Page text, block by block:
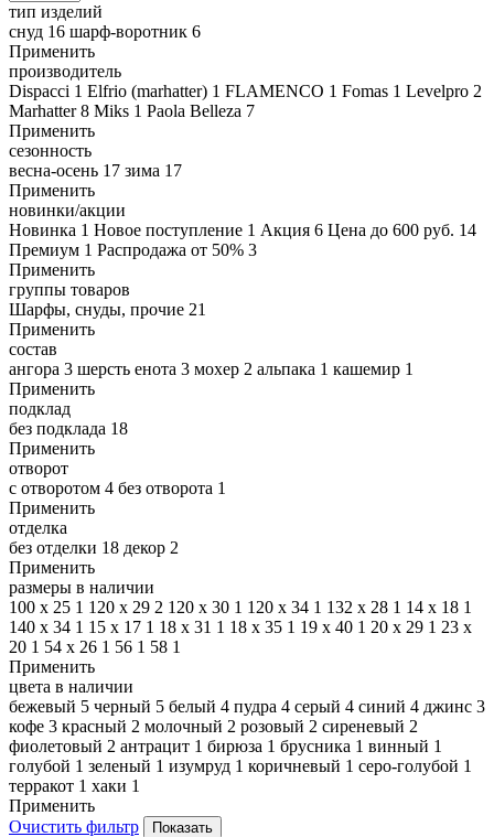
тип изделий
снуд 16 шарф-воротник 6
Применить
производитель
Dispacci 1 Elfrio (marhatter) 1 FLAMENCO 1 Fomas 1 Levelpro 2
Marhatter 8 Miks 1 Paola Belleza 7
Применить
сезонность
весна-осень 17 зима 17
Применить
новинки/акции
Новинка 1 Новое поступление 1 Акция 6 Цена до 600 руб. 14
Премиум 1 Распродажа от 50% 3
Применить
группы товаров
Шарфы, снуды, прочие 21
Применить
состав
ангора 3 шерсть енота 3 мохер 2 альпака 1 кашемир 1
Применить
подклад
без подклада 18
Применить
отворот
с отворотом 4 без отворота 1
Применить
отделка
без отделки 18 декор 2
Применить
размеры в наличии
100 x 25 1 120 х 29 2 120 х 30 1 120 х 34 1 132 х 28 1 14 x 18 1
140 х 34 1 15 x 17 1 18 x 31 1 18 x 35 1 19 x 40 1 20 x 29 1 23 x
20 1 54 х 26 1 56 1 58 1
Применить
цвета в наличии
бежевый 5 черный 5 белый 4 пудра 4 серый 4 синий 4 джинс 3
кофе 3 красный 2 молочный 2 розовый 2 сиреневый 2
фиолетовый 2 антрацит 1 бирюза 1 брусника 1 винный 1
голубой 1 зеленый 1 изумруд 1 коричневый 1 серо-голубой 1
терракот 1 хаки 1
Применить
Очистить фильтр